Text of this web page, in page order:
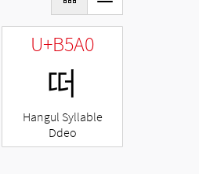
U+B5A0
떠
Hangul Syllable
Ddeo